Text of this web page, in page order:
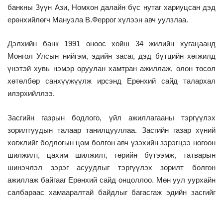
банкны Зүүн Ази, Номхон далайн бүс нутаг хариуцсан дэд
ерөнхийлөгч Мануэла В.Феррог хүлээн авч уулзлаа.
Дэлхийн банк 1991 оноос хойш 34 жилийн хугацаанд
Монгол Улсын нийгэм, эдийн засаг, дэд бүтцийн хөгжилд
үнэтэй хувь нэмэр оруулан хамтран ажиллаж, олон төсөл
хөтөлбөр санхүүжүүлж ирсэнд Ерөнхий сайд талархал
илэрхийллээ.
Засгийн газрын бодлого, үйл ажиллагааны тэргүүлэх
зорилтуудын талаар танилцууллаа. Засгийн газар хүний
хөгжлийг бодлогын цөм болгон авч үзэхийн зэрэгцээ ногоон
шилжилт, цахим шилжилт, төрийн бүтээмж, татварын
шинэчлэл зэрэг асуудлыг тэргүүлэх зорилт болгон
ажиллаж байгааг Ерөнхий сайд онцоллоо. Мөн уул уурхайн
салбараас хамааралтай байдлыг багасгаж эдийн засгийг